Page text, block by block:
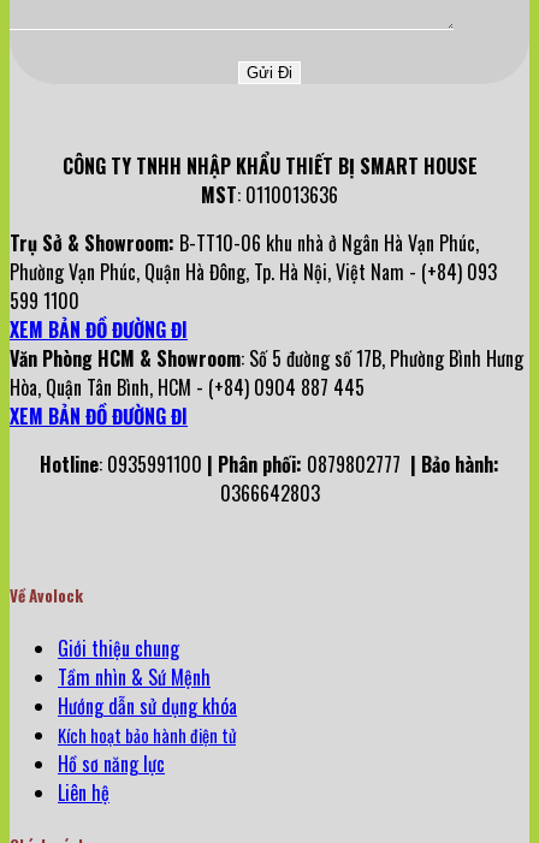
CÔNG TY TNHH NHẬP KHẨU THIẾT BỊ SMART HOUSE
MST: 0110013636
Trụ Sở & Showroom: B-TT10-06 khu nhà ở Ngân Hà Vạn Phúc,
Phường Vạn Phúc, Quận Hà Đông, Tp. Hà Nội, Việt Nam - (+84) 093
599 1100
XEM BẢN ĐỒ ĐƯỜNG ĐI
Văn Phòng HCM & Showroom: Số 5 đường số 17B, Phường Bình Hưng
Hòa, Quận Tân Bình, HCM - (+84) 0904 887 445
XEM BẢN ĐỒ ĐƯỜNG ĐI
Hotline: 0935991100 | Phân phối: 0879802777 | Bảo hành:
0366642803
Về Avolock
Giới thiệu chung
Tầm nhìn & Sứ Mệnh
Hướng dẫn sử dụng khóa
Kích hoạt bảo hành điện tử
Hồ sơ năng lực
Liên hệ